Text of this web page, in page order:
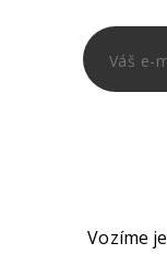
Vozíme